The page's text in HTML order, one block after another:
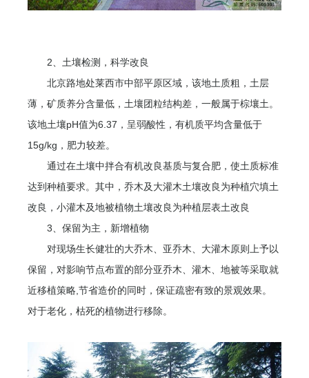
2、土壤检测，科学改良
北京路地处莱西市中部平原区域，该地土质粗，土层
薄，矿质养分含量低，土壤团粒结构差，一般属于棕壤土。
该地土壤pH值为6.37，呈弱酸性，有机质平均含量低于
15g/kg，肥力较差。
通过在土壤中拌合有机改良基质与复合肥，使土质标准
达到种植要求。其中，乔木及大灌木土壤改良为种植穴填土
改良，小灌木及地被植物土壤改良为种植层表土改良
3、保留为主，新增植物
对现场生长健壮的大乔木、亚乔木、大灌木原则上予以
保留，对影响节点布置的部分亚乔木、灌木、地被等采取就
近移植策略,节省造价的同时，保证疏密有致的景观效果。
对于老化，枯死的植物进行移除。